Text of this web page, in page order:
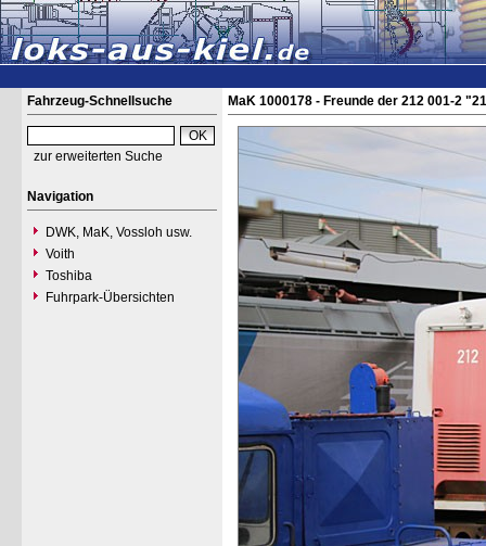
Fahrzeug-Schnellsuche
zur erweiterten Suche
Navigation
DWK, MaK, Vossloh usw.
Voith
Toshiba
Fuhrpark-Übersichten
MaK 1000178 - Freunde der 212 001-2